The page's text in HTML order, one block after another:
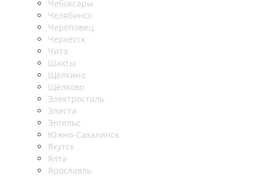
Чебоксары
Челябинск
Череповец
Черкесск
Чита
Шахты
Щёлкино
Щёлково
Электросталь
Элиста
Энгельс
Южно-Сахалинск
Якутск
Ялта
Ярославль